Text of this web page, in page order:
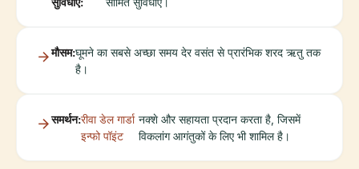
मौसम:घूमने का सबसे अच्छा समय देर वसंत से प्रारंभिक शरद ऋतु तक
है।
समर्थन:रीवा डेल गार्डा
इन्फो पॉइंट
नक्शे और सहायता प्रदान करता है, जिसमें
विकलांग आगंतुकों के लिए भी शामिल है।